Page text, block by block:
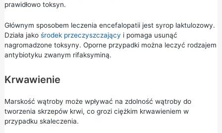
prawidłowo toksyn.
Głównym sposobem leczenia encefalopatii jest syrop laktulozowy.
Działa jako środek przeczyszczający i pomaga usunąć
nagromadzone toksyny. Oporne przypadki można leczyć rodzajem
antybiotyku zwanym rifaksyminą.
Krwawienie
Marskość wątroby może wpływać na zdolność wątroby do
tworzenia skrzepów krwi, co grozi ciężkim krwawieniem w
przypadku skaleczenia.